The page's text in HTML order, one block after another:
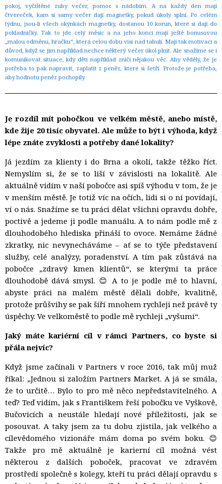
pokoj, vyčištěné zuby večer, pomoc s nádobím. A na každý den mají
čtvereček, kam si samy večer dají magnetky, pokud úkoly splní. Po celém
týdnu, jsou-li všech okýnkách magnetky, dostanou 10 korun, které si dají do
pokladničky. Tak to jde celý měsíc a na jeho konci mají ještě bonusovou
„malou odměnu, hračku“, která celou dobu visí nad tabulí. Mají tak motivaci a
důvod, když se jim například nechce některý večer úkol plnit.Ale snažíme se i
komunikovat situace, kdy děti například zničí nějakou věc. Aby věděly, že je
potřeba to pak napravit, zaplatit z peněz, které si šetří. Protože je potřeba,
aby hodnotu peněz pochopily.
Je rozdíl mít pobočkou ve velkém městě, anebo místě,
kde žije 20 tisíc obyvatel. Ale může to být i výhoda, když
lépe znáte zvyklosti a potřeby dané lokality?
Já jezdím za klienty i do Brna a okolí, takže těžko říct.
Nemyslím si, že se to liší v závislosti na lokalitě. Ale
aktuálně vidím v naší pobočce asi spíš výhodu v tom, že je
v menším městě. Je totiž víc na očích, lidi si o ní povídají,
ví o nás. Snažíme se tu práci dělat všichni opravdu dobře,
poctivě a jedeme ji podle manuálu. A to nám podle mě z
dlouhodobého hlediska přináší to ovoce. Nemáme žádné
zkratky, nic nevynecháváme – ať se to týče představení
služby, celé analýzy, poradenství. A tím pak zůstává na
pobočce „zdravý kmen klientů“, se kterými ta práce
dlouhodobě dává smysl. 😊 A to je podle mě to hlavní,
abyste práci na malém městě dělali dobře, kvalitně,
protože průšvihy se pak šíří mnohem rychleji než právě ty
úspěchy. Ve velkoměstě to podle mě rychleji „vyšumí“.
Jaký máte kariérní cíl v rámci Partners, co byste si
přála nejvíc?
Když jsme začínali v Partners v roce 2016, tak můj muž
říkal: „Jednou si založím Partners Market. A já se smála,
že to určitě… Bylo to pro mě něco nepředstavitelného. A
teď? Teď vidím, jak s Františkem řeší pobočku ve Vyškově,
Bučovicích a neustále hledají nové příležitosti, jak se
posouvat. A taky jsem za tu dobu zjistila, jak velkého a
cílevědomého vizionáře mám doma po svém boku. 😊
Takže pro mě aktuálně je karierní cíl možná vést
některou z dalších poboček, pracovat ve zdravém
prostředí společně s kolegy, kteří tu práci dělají opravdu s